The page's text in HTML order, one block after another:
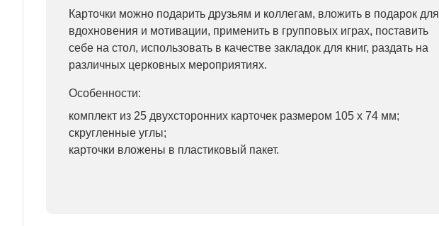
Карточки можно подарить друзьям и коллегам, вложить в подарок для
вдохновения и мотивации, применить в групповых играх, поставить
себе на стол, использовать в качестве закладок для книг, раздать на
различных церковных мероприятиях.
Особенности:
комплект из 25 двухсторонних карточек размером 105 х 74 мм;
скругленные углы;
карточки вложены в пластиковый пакет.